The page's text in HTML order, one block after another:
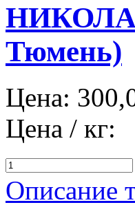
Тюмень)
Цена:
Цена / кг:
Описание